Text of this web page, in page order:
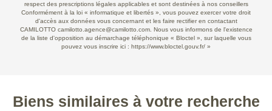
respect des prescriptions légales applicables et sont destinées à nos conseillers
Conformément à la loi « informatique et libertés », vous pouvez exercer votre droit
d'accès aux données vous concernant et les faire rectifier en contactant
CAMILOTTO camilotto.agence@camilotto.com. Nous vous informons de l'existence
de la liste d'opposition au démarchage téléphonique « Bloctel », sur laquelle vous
pouvez vous inscrire ici : https://www.bloctel.gouv.fr/ »
Biens similaires à votre recherche